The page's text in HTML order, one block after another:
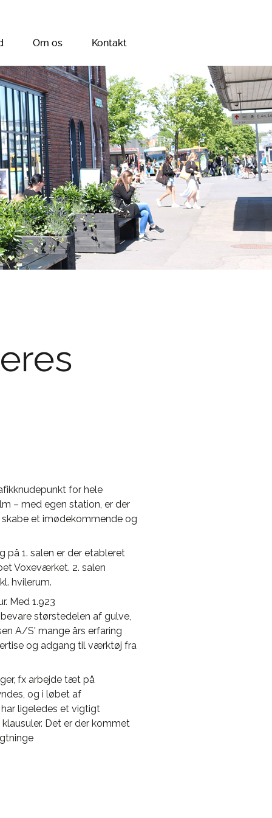
Om os Kontakt
for hele
– med egen station, er der
et imødekommende og
på 1. salen er der etableret
Voxeværket. 2. salen
hvilerum.
Med 1.923
størstedelen af gulve,
A/S' mange års erfaring
og adgang til værktøj fra
fx arbejde tæt på
og i løbet af
ligeledes et vigtigt
Det er der kommet